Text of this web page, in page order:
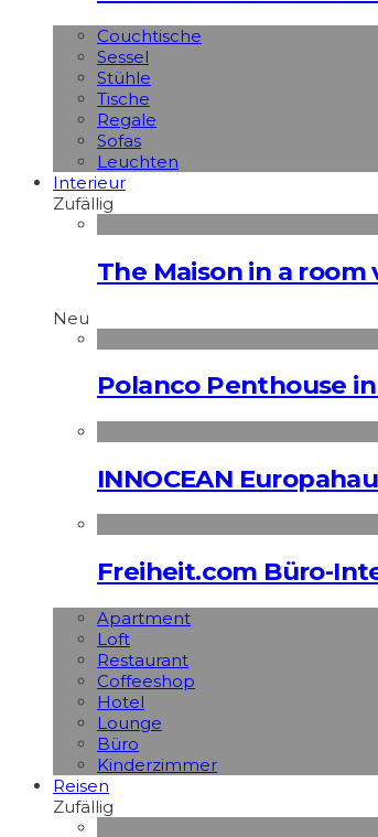
Couchtische
Sessel
Stühle
Tische
Regale
Sofas
Leuchten
Interieur
Zufällig
The Maison in a
Neu
Polanco Penthouse
INNOCEAN
Freiheit.com Büro-
Apart­ment
Loft
Restaurant
Coffeeshop
Hotel
Lounge
Büro
Kinderzimmer
Reisen
Zufällig